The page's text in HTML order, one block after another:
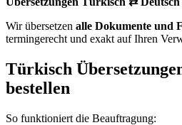
Wir übersetzen alle Dokumente und
termingerecht und exakt auf Ihren
Türkisch
bestellen
So funktioniert die Beauftragung: